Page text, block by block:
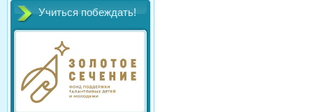
Учиться побеждать!